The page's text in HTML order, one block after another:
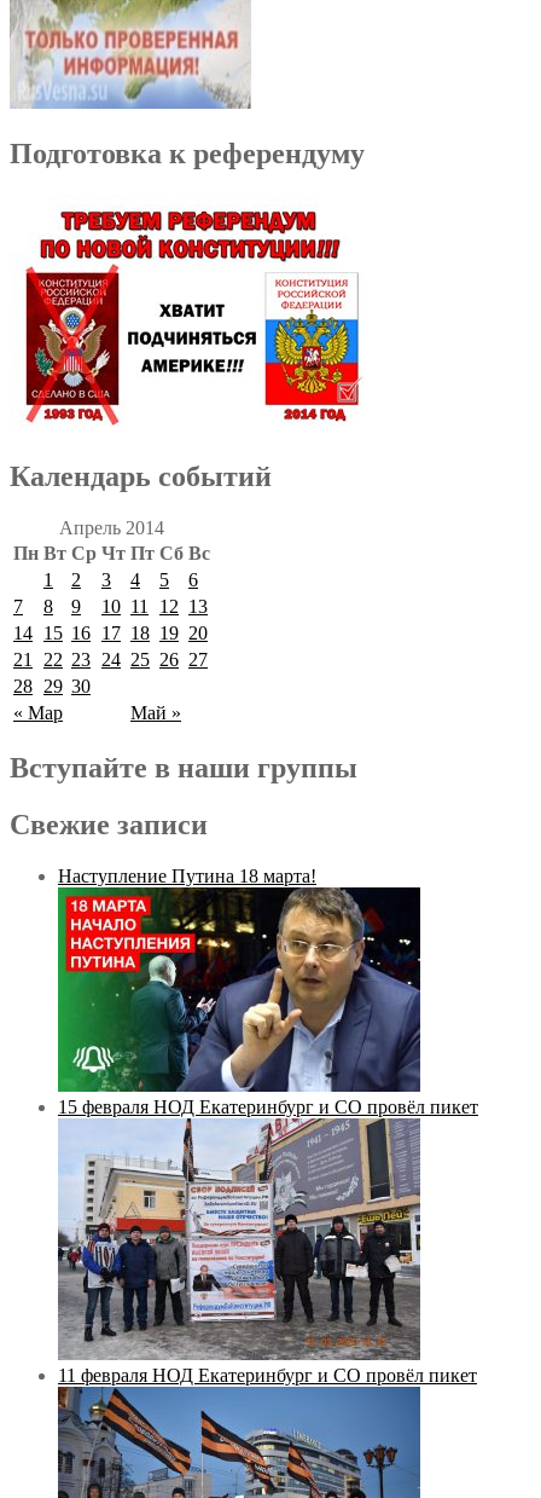
Подготовка к референдуму
Календарь событий
Апрель 2014
Пн Вт Ср Чт Пт Сб Вс
« Мар Май »
1 2 3 4 5
6
7
8 9 10 11 12 13
14 15 16 17 18 19 20
21
22 23 24 25 26 27
28 29 30
Вступайте в наши группы
Свежие записи
Наступление Путина 18 марта!
15 февраля НОД Екатеринбург и СО провёл пикет
11 февраля НОД Екатеринбург и СО провёл пикет